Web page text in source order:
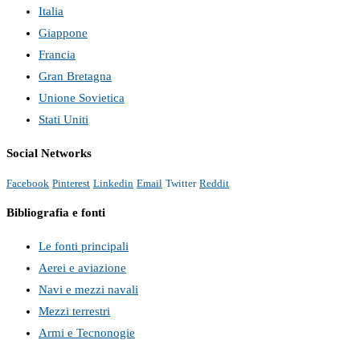
Italia
Giappone
Francia
Gran Bretagna
Unione Sovietica
Stati Uniti
Social Networks
Facebook Pinterest Linkedin Email Twitter Reddit
Bibliografia e fonti
Le fonti principali
Aerei e aviazione
Navi e mezzi navali
Mezzi terrestri
Armi e Tecnonogie